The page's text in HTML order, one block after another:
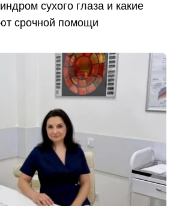
сухого глаза и какие
срочной помощи